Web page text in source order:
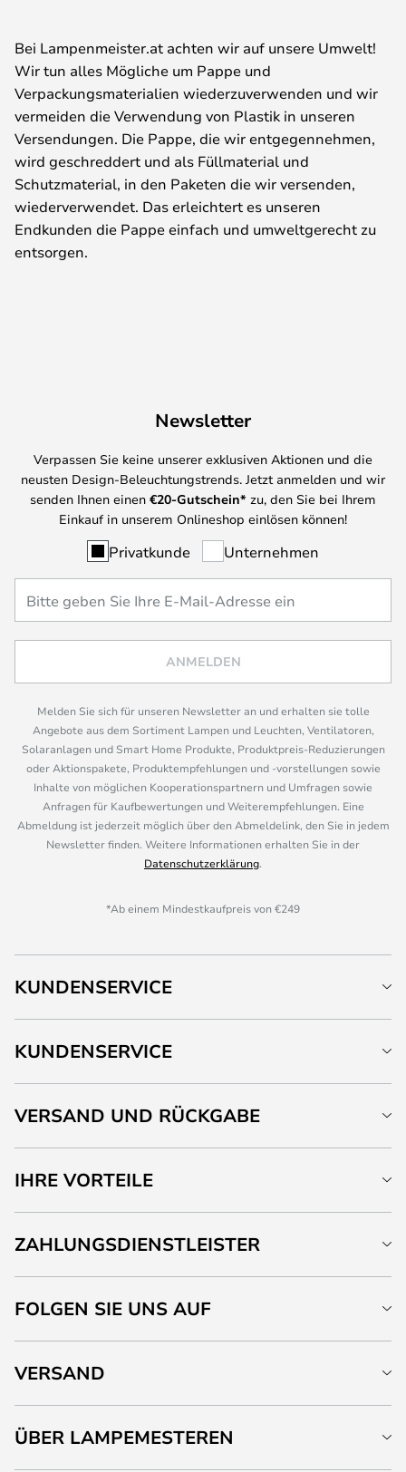
Bei Lampenmeister.at achten wir auf unsere Umwelt!
Wir tun alles Mögliche um Pappe und
Verpackungsmaterialien wiederzuverwenden und wir
vermeiden die Verwendung von Plastik in unseren
Versendungen. Die Pappe, die wir entgegennehmen,
wird geschreddert und als Füllmaterial und
Schutzmaterial, in den Paketen die wir versenden,
wiederverwendet. Das erleichtert es unseren
Endkunden die Pappe einfach und umweltgerecht zu
entsorgen.
Newsletter
Verpassen Sie keine unserer exklusiven Aktionen und die
neusten Design-Beleuchtungstrends. Jetzt anmelden und wir
senden Ihnen einen €20-Gutschein* zu, den Sie bei Ihrem
Einkauf in unserem Onlineshop einlösen können!
Privatkunde Unternehmen
ANMELDEN
Melden Sie sich für unseren Newsletter an und erhalten sie tolle
Angebote aus dem Sortiment Lampen und Leuchten, Ventilatoren,
Solaranlagen und Smart Home Produkte, Produktpreis-Reduzierungen
oder Aktionspakete, Produktempfehlungen und -vorstellungen sowie
Inhalte von möglichen Kooperationspartnern und Umfragen sowie
Anfragen für Kaufbewertungen und Weiterempfehlungen. Eine
Abmeldung ist jederzeit möglich über den Abmeldelink, den Sie in jedem
Newsletter finden. Weitere Informationen erhalten Sie in der
Datenschutzerklärung.
*Ab einem Mindestkaufpreis von €249
KUNDENSERVICE
KUNDENSERVICE
VERSAND UND RÜCKGABE
IHRE VORTEILE
ZAHLUNGSDIENSTLEISTER
FOLGEN SIE UNS AUF
VERSAND
ÜBER LAMPEMESTEREN